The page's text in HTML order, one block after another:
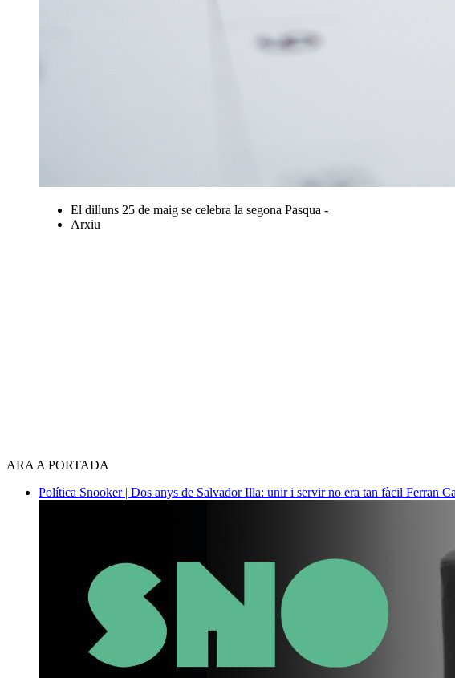
El dilluns 25 de maig se celebra la segona Pasqua -
Arxiu
ARA A PORTADA
Política Snooker | Dos anys de Salvador Illa: unir i servir no era tan fàcil Ferran